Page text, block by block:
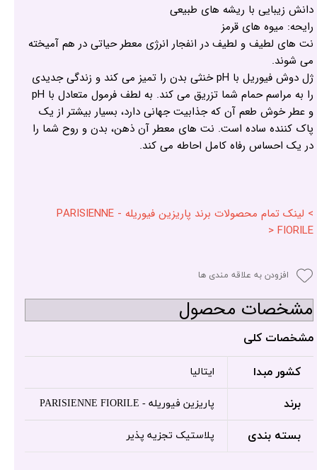
دانش زیبایی با ریشه های طبیعی
رایحه: میوه های قرمز
نت های لطیف و لطیف در انفجار انرژی معطر حیاتی در هم آمیخته
می شوند.
ژل دوش فیوریل با pH خنثی بدن را تمیز می کند و زندگی جدیدی
را به مراسم حمام شما تزریق می کند. به لطف فرمول متعادل با pH
و عطر خوش طعم آن که جذابیت جهانی دارد، بسیار بیشتر از یک
پاک کننده ساده است. نت های معطر آن ذهن، بدن و روح شما را
در یک احساس رفاه کامل احاطه می کند.
> لینک تمام محصولات برند پاریزین فیوریله - PARISIENNE
FIORILE <
افزودن به علاقه مندی ها
مشخصات محصول
مشخصات کلی
کشور مبدا ایتالیا
برند پاریزین فیوریله - PARISIENNE FIORILE
بسته بندی پلاستیک تجزیه پذیر